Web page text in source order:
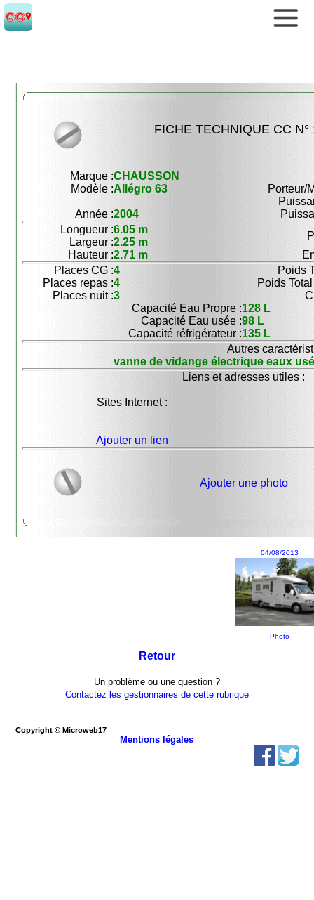
FICHE TECHNIQUE CC N°
Marque :CHAUSSON
Modèle :Allégro 63
Porteur/
Année :2004
Longueur :6.05 m
Largeur :2.25 m
Hauteur :2.71 m
Places CG :4
Poids
Places repas :4
Poids
Places nuit :3
Capacité Eau Propre :128 L
Capacité Eau usée :98 L
Capacité réfrigérateur :135 L
Autres
vanne de vidange électrique eaux
Liens et adresses utiles :
Sites Internet :
Ajouter un lien
Ajouter une photo
04/08/2013
Photo
Retour
Un problème ou une question ?
Contactez les gestionnaires de cette rubrique
Copyright © Microweb17
Mentions légales